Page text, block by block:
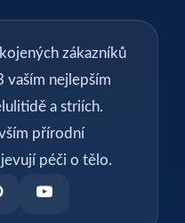
zákazníků
vaším nejlepším
a striích.
přírodní
péči o tělo.